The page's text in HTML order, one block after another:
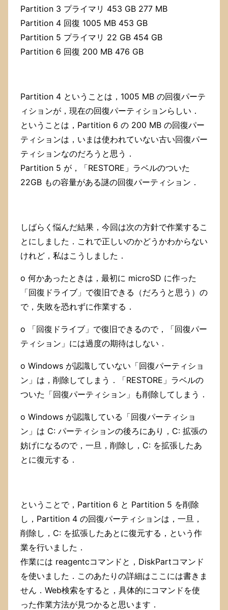
Partition 3 プライマリ 453 GB 277 MB
Partition 4 回復 1005 MB 453 GB
Partition 5 プライマリ 22 GB 454 GB
Partition 6 回復 200 MB 476 GB
Partition 4 ということは，1005 MB の回復パーテ
ィションが，現在の回復パーティションらしい．
ということは，Partition 6 の 200 MB の回復パー
ティションは，いまは使われていない古い回復パー
ティションなのだろうと思う．
Partition 5 が，「RESTORE」ラベルのついた
22GB もの容量がある謎の回復パーティション．
しばらく悩んだ結果，今回は次の方針で作業するこ
とにしました．これで正しいのかどうかわからない
けれど，私はこうしました．
o 何かあったときは，最初に microSD に作った
「回復ドライブ」で復旧できる（だろうと思う）の
で，失敗を恐れずに作業する．
o 「回復ドライブ」で復旧できるので，「回復パー
ティション」には過度の期待はしない．
o Windows が認識していない「回復パーティショ
ン」は，削除してしまう．「RESTORE」ラベルの
ついた「回復パーティション」も削除してしまう．
o Windows が認識している「回復パーティショ
ン」は C: パーティションの後ろにあり，C: 拡張の
妨げになるので，一旦，削除し，C: を拡張したあ
とに復元する．
ということで，Partition 6 と Partition 5 を削除
し，Partition 4 の回復パーティションは，一旦，
削除し，C: を拡張したあとに復元する，という作
業を行いました．
作業には reagentcコマンドと，DiskPartコマンド
を使いました．このあたりの詳細はここには書きま
せん．Web検索をすると，具体的にコマンドを使
った作業方法が見つかると思います．